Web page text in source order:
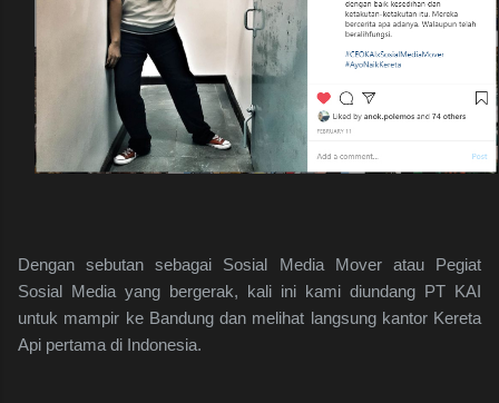
Dengan sebutan sebagai Sosial Media Mover atau Pegiat
Sosial Media yang bergerak, kali ini kami diundang PT KAI
untuk mampir ke Bandung dan melihat langsung kantor Kereta
Api pertama di Indonesia.